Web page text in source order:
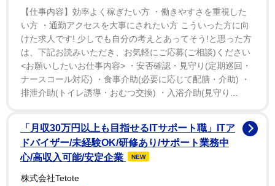
ないという同社の調査結果が示された。松岡氏は「２０
１９年に行われた厚生労働省の調査では８割くらいで
す」と補足。今なお「壁」が高い「カミングアウト」に
ついて、２人の当事者が実体験を語った。
「私が大阪で勤務する職場は寛容で前向きに考える風
ん？』と聞かれて話すようになると、『全然、いいや
ん』と受け入れてくれた。恋愛話を聞く感覚で（告白
を）聞いてくれて、『そういうの、あってもいいよね』
という空気感が職場にあったので、安心して働けた」
【仕事内容】効率よく稼ぎたい方 ・働きやすさを重視した
い方 ・通勤アクセスを大事にされたい方 こういった方に向
けた求人です! 少しでも自分の考えとあってそう!と思った方
は、下記お読みいただき、お気軽にご応募(ご相談)ください
<お願いしたいお仕事内容> ・安否確認・見守り(定期巡回・
ナースコール対応) ・食事介助(必要に応じて配膳・介助) ・
排泄介助(トイレ誘導・おむつ交換) ・入浴介助(見守り...
「月収30万円以上も目指せるITサポート職」ITア
ドバイザー/未経験OK/研修あり/サポート業務中
心/高収入可能/安定企業
NEW
株式会社Tetote